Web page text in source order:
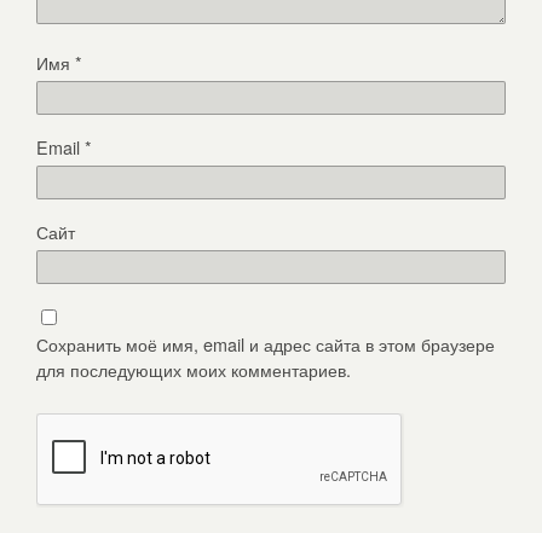
Имя *
Email*
Сайт
Сохранить моё имя, email и адрес сайта в этом браузере
для последующих моих комментариев.